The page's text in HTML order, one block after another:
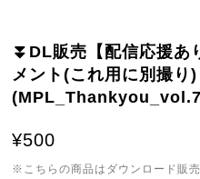
⏬DL販売【配信応援
メント(これ用に別撮り)
¥500
※こちらの商品はダウンロード販